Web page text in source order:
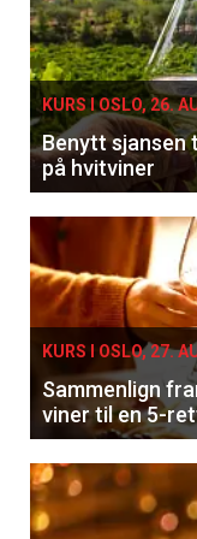
KURS I OSLO, 26.
Benytt sjansen
på hvitviner
KURS I OSLO, 27.
Sammenlign
viner til en 5-